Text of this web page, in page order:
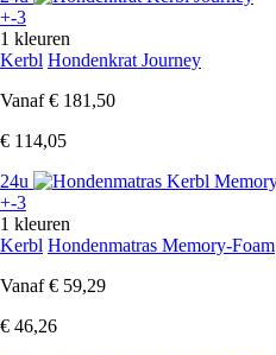
+-3
1 kleuren
Kerbl Hondenkrat Journey
Vanaf € 181,50
€ 114,05
24u
+-3
1 kleuren
Kerbl Hondenmatras Memory-Foam
Vanaf € 59,29
€ 46,26